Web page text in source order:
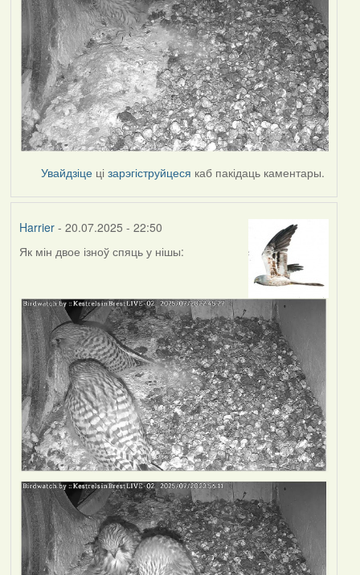
Увайдзіце цізарэгіструйцеся каб пакідаць каментары.
Harrier- 20.07.2025 - 22:50
Як мін двое ізноў спяць у нішы: